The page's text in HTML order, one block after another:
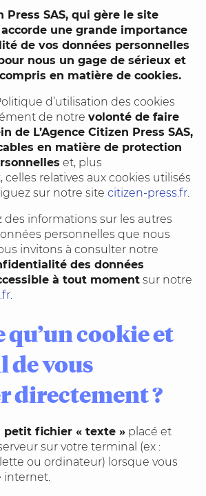
Press SAS, qui gère le site
une grande importance
de vos données personnelles
nous un gage de sérieux et
en matière de cookies.
d’utilisation des cookies
de notre volonté de faire
de L’Agence Citizen Press SAS,
en matière de protection
et, plus
relatives aux cookies utilisés
sur notre site citizen-press.fr.
des informations sur les autres
personnelles que nous
invitons à consulter notre
des données
à tout moment sur notre
.
qu’un cookie et
de vous
directement ?
petit fichier « texte » placé et
sur votre terminal (ex :
ou ordinateur) lorsque vous
internet.